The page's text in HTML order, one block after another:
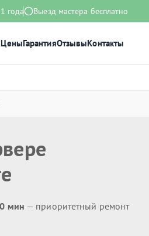
года Выезд мастера бесплатно
ЦеныГарантияОтзывыКонтакты
мин — приоритетный ремонт